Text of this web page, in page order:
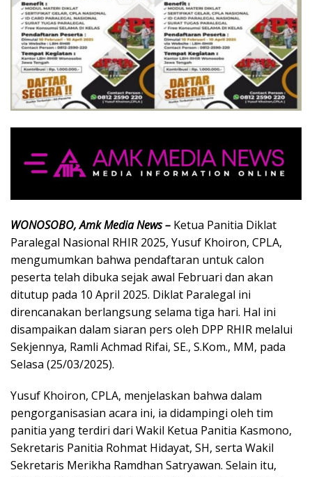
WONOSOBO, Amk Media News – Ketua Panitia Diklat
Paralegal Nasional RHIR 2025, Yusuf Khoiron, CPLA,
mengumumkan bahwa pendaftaran untuk calon
peserta telah dibuka sejak awal Februari dan akan
ditutup pada 10 April 2025. Diklat Paralegal ini
direncanakan berlangsung selama tiga hari. Hal ini
disampaikan dalam siaran pers oleh DPP RHIR melalui
Sekjennya, Ramli Achmad Rifai, SE., S.Kom., MM, pada
Selasa (25/03/2025).
Yusuf Khoiron, CPLA, menjelaskan bahwa dalam
pengorganisasian acara ini, ia didampingi oleh tim
panitia yang terdiri dari Wakil Ketua Panitia Kasmono,
Sekretaris Panitia Rohmat Hidayat, SH, serta Wakil
Sekretaris Merikha Ramdhan Satryawan. Selain itu,